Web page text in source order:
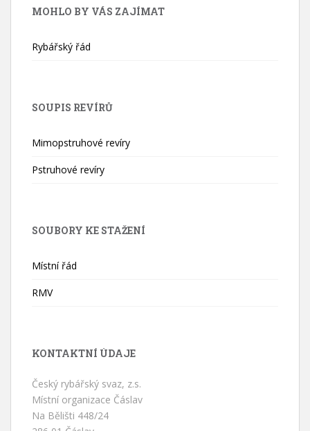
MOHLO BY VÁS ZAJÍMAT
Rybářský řád
SOUPIS REVÍRŮ
Mimopstruhové revíry
Pstruhové revíry
SOUBORY KE STAŽENÍ
Místní řád
RMV
KONTAKTNÍ ÚDAJE
Český rybářský svaz, z.s.
Místní organizace Čáslav
Na Bělišti 448/24